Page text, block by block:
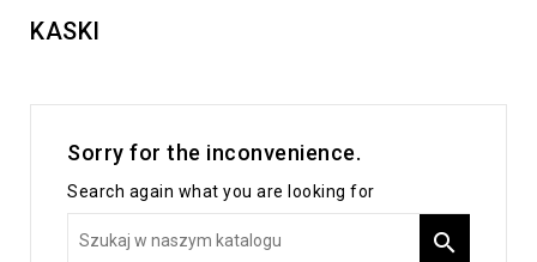
KASKI
Sorry for the inconvenience.
Search again what you are looking for
